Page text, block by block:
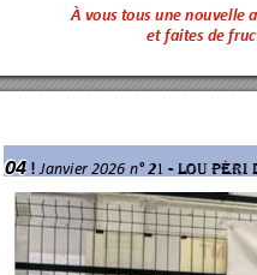
À vous tous une nouvelle
et faites de
04 ! Janvier 2026 n° 21 - LOU PÉRI